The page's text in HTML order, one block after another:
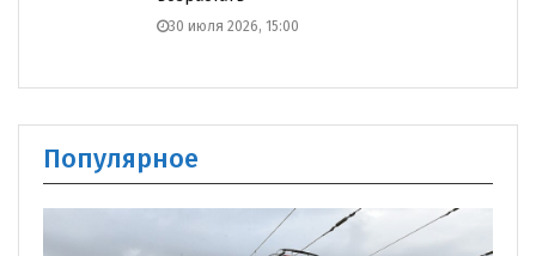
30 июля 2026, 15:00
Популярное